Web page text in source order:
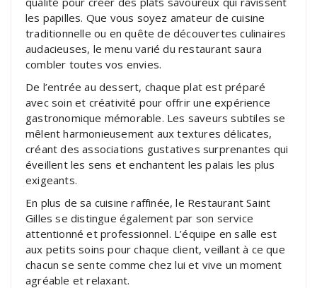
les papilles. Que vous soyez amateur de cuisine
traditionnelle ou en quête de découvertes culinaires
audacieuses, le menu varié du restaurant saura
combler toutes vos envies.
De l’entrée au dessert, chaque plat est préparé
avec soin et créativité pour offrir une expérience
gastronomique mémorable. Les saveurs subtiles se
mêlent harmonieusement aux textures délicates,
créant des associations gustatives surprenantes qui
éveillent les sens et enchantent les palais les plus
exigeants.
En plus de sa cuisine raffinée, le Restaurant Saint
Gilles se distingue également par son service
attentionné et professionnel. L’équipe en salle est
aux petits soins pour chaque client, veillant à ce que
chacun se sente comme chez lui et vive un moment
agréable et relaxant.